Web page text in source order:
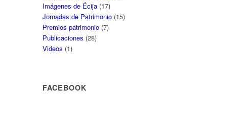
Imágenes de Écija (17)
Jornadas de Patrimonio (15)
Premios patrimonio (7)
Publicaciones (28)
Videos (1)
FACEBOOK